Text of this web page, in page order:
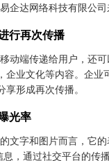
企达网络科技有限公
行再次传播
动端传递给用户，还
，企业文化等内容。企
形成再次传播。
光率
文字和图片而言，它
，通过社交平台的传